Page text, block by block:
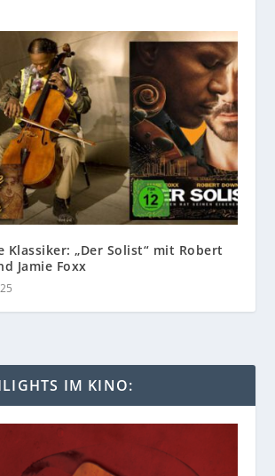
Klassiker: „Der Solist“ mit Robert
Jamie Foxx
IM KINO: